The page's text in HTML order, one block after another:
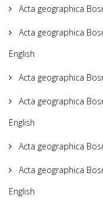
Acta geographica
Acta geographica
English
Acta geographica
Acta geographica
English
Acta geographica
Acta geographica
English